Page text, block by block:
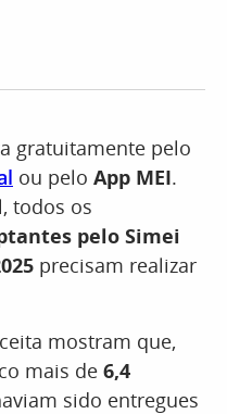
gratuitamente pelo
ou pelo App MEI.
todos os
pelo Simei
precisam realizar
mostram que,
mais de 6,4
sido entregues